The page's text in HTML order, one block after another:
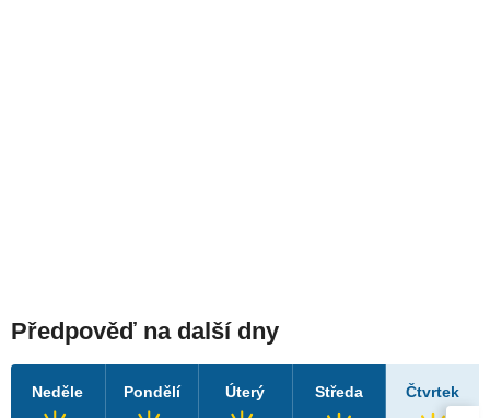
Předpověď na další dny
Neděle Pondělí Úterý Středa Čtvrtek